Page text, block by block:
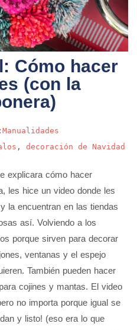
Cómo hacer
(con la
Manualidades
, decoración de Navidad
explicara cómo hacer
les hice un video donde les
la encuentran en las tiendas
así. Volviendo a los
porque sirven para decorar
ventanas y el espejo
También pueden hacer
cojines y mantas. El video
no importa porque igual se
y listo! (eso era lo que